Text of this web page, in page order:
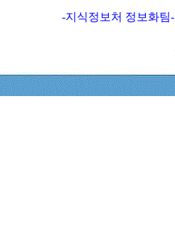
-지식정보처 정보화팀-